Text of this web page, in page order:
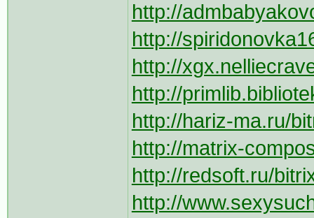
http://
http://
http://
http://
http://hariz-ma.ru/
http://matrix-
http://redsoft.ru/
http://